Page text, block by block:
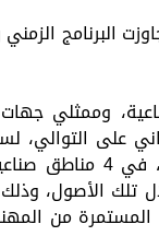
البرنامج
وممثلي
على التوالي،
الصناعية من المخصص لهم
تلك الأصول،
المستمرة من